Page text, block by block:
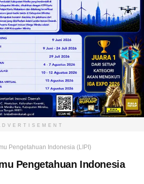
Pengetahuan Indonesia (LIPI)
Pengetahuan Indonesia